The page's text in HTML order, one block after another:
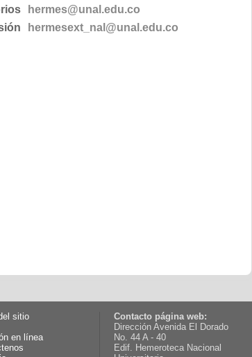
hermes@unal.edu.co
hermesext_nal@unal.edu.co
sitio
en línea
Contacto página web:
Dirección Avenida El Dorado
No. 44 A - 40
Edif. Hemeroteca Nacional